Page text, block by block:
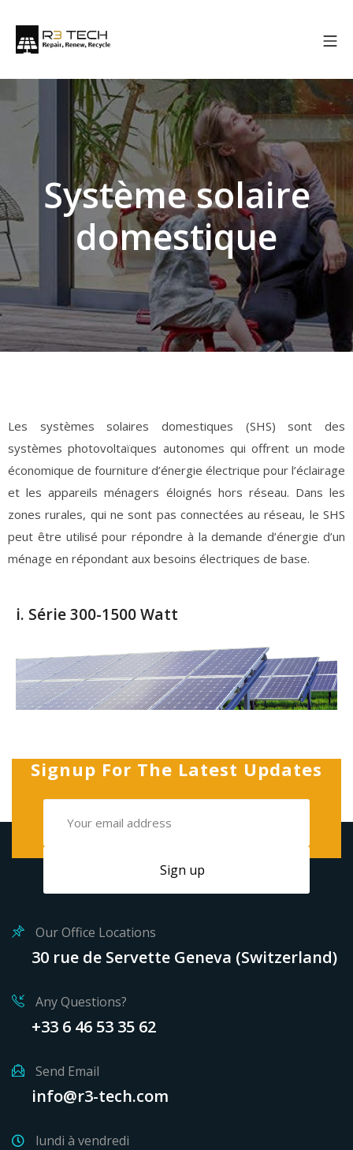
Système solaire
domestique
Les systèmes solaires domestiques (SHS) sont des
systèmes photovoltaïques autonomes qui offrent un mode
économique de fourniture d’énergie électrique pour l’éclairage
et les appareils ménagers éloignés hors réseau. Dans les
zones rurales, qui ne sont pas connectées au réseau, le SHS
peut être utilisé pour répondre à la demande d’énergie d’un
ménage en répondant aux besoins électriques de base.
i. Série 300-1500 Watt
Signup For The Latest Updates
Our Office Locations
30 rue de Servette Geneva (Switzerland)
Any Questions?
+33 6 46 53 35 62
Send Email
info@r3-tech.com
lundi à vendredi